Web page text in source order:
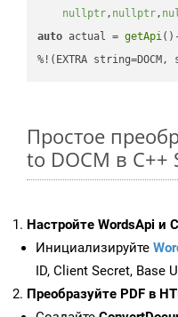
nullptr, nullptr,
auto actual = getApi
%!(EXTRA
Простое
to DOCM в C++
Настройте WordsApi и
Инициализируйте
ID, Client Secret, Base
Преобразуйте PDF в